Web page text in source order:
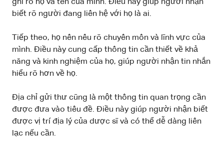
ghi rõ họ và tên của mình. Điều này giúp người nhận
biết rõ người đang liên hệ với họ là ai.
Tiếp theo, họ nên nêu rõ chuyên môn và lĩnh vực của
mình. Điều này cung cấp thông tin cần thiết về khả
năng và kinh nghiệm của họ, giúp người nhận tin nhắn
hiểu rõ hơn về họ.
Địa chỉ gửi thư cũng là một thông tin quan trọng cần
được đưa vào tiêu đề. Điều này giúp người nhận biết
được vị trí địa lý của dược sĩ và có thể dễ dàng liên
lạc nếu cần.